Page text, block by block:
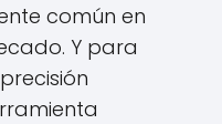
común en
Y para